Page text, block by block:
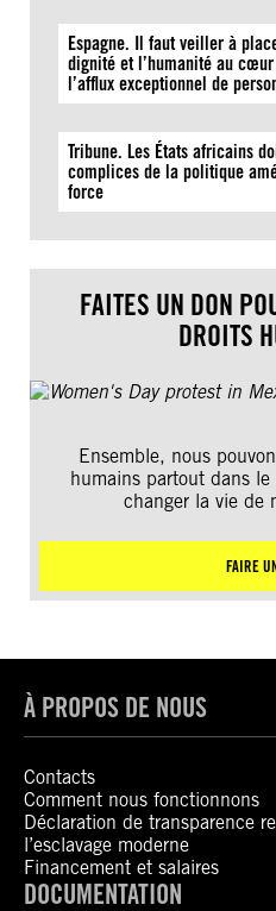
Espagne. Il faut veiller à
dignité et l’humanité au
l’afflux exceptionnel de
Tribune. Les États africains
complices de la politique
force
FAITES UN DON
DROITS
Ensemble, nous
humains partout dans
changer la vie de
FAIRE
À PROPOS DE NOUS
Contacts
Comment nous fonctionnons
Déclaration de transparence
l’esclavage moderne
Financement et salaires
DOCUMENTATION